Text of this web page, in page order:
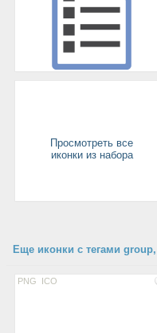
Просмотреть все
иконки из набора
Еще иконки с тегами
PNG ICO